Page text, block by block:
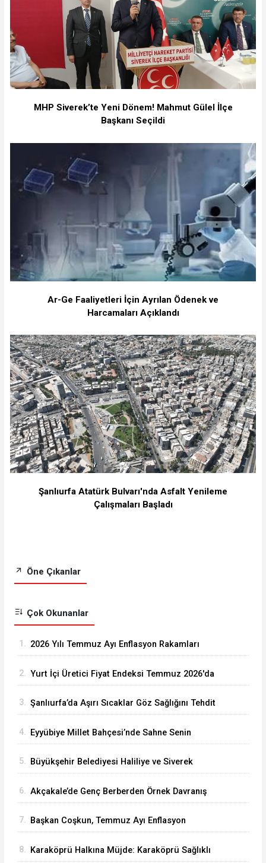
MHP Siverek’te Yeni Dönem! Mahmut Gülel İlçe
Başkanı Seçildi
Ar-Ge Faaliyetleri İçin Ayrılan Ödenek ve
Harcamaları Açıklandı
Şanlıurfa Atatürk Bulvarı'nda Asfalt Yenileme
Çalışmaları Başladı
Öne Çıkanlar
Çok Okunanlar
1. 2026 Yılı Temmuz Ayı Enflasyon Rakamları
2. Yurt İçi Üretici Fiyat Endeksi Temmuz 2026'da
3. Şanlıurfa’da Aşırı Sıcaklar Göz Sağlığını Tehdit
4. Eyyübiye Millet Bahçesi’nde Sahne Senin
5. Büyükşehir Belediyesi Haliliye ve Siverek
6. Akçakale’de Genç Berberden Örnek Davranış
7. Başkan Coşkun, Temmuz Ayı Enflasyon
8. Karaköprü Halkına Müjde: Karaköprü Sağlıklı